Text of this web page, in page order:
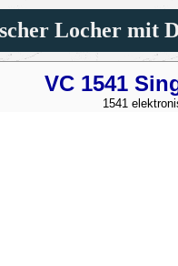
Locher mit
VC 1541
1541